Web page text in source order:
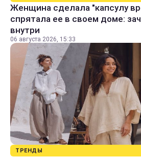
Женщина сделала "капсулу
спрятала ее в своем доме:
внутри
06 августа 2026, 15:33
ТРЕНДЫ